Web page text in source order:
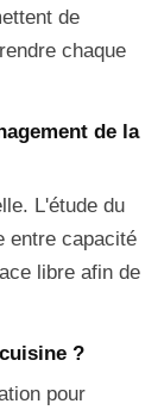
de
chaque
de la
L'étude du
entre capacité
libre afin de
?
pour